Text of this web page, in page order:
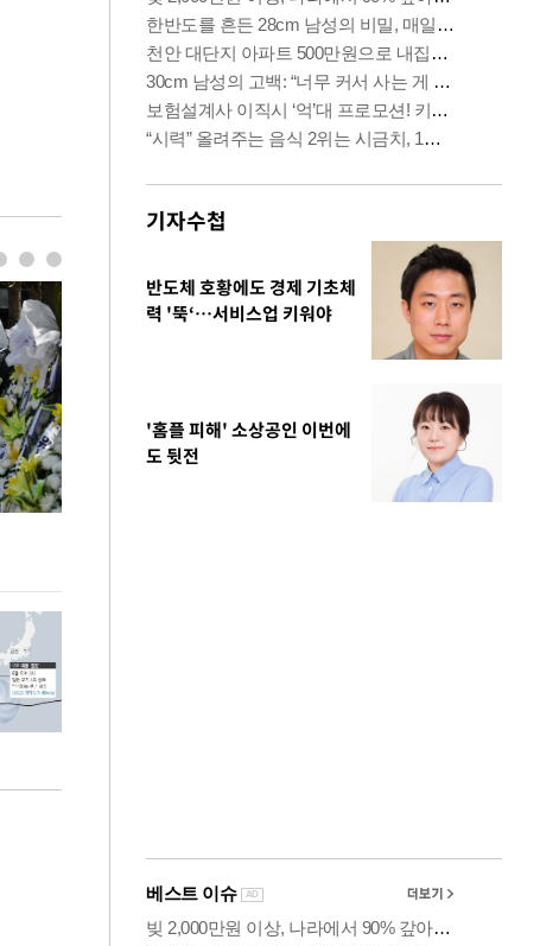
기자수첩
반도체 호황에도 경제 기초체
력 '뚝‘…서비스업 키워야
'홈플 피해' 소상공인 이번에
도 뒷전